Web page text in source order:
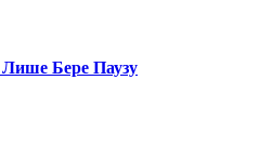
Бере Паузу